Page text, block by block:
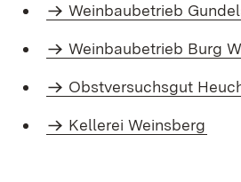
Weinbaubetrieb
Weinbaubetrieb Burg
Obstversuchsgut
Kellerei Weinsberg